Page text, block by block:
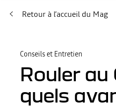
Actualités
Electrique
Retour à l’accueil du Mag
Conseils et Entretien
Rouler au
quels